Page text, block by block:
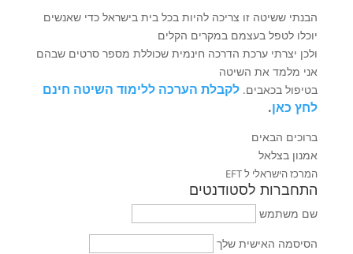
הבנתי ששיטה זו צריכה להיות בכל בית בישראל כדי שאנשים
יוכלו לטפל בעצמם במקרים הקלים
ולכן יצרתי ערכת הדרכה חינמית שכוללת מספר סרטים שבהם
אני מלמד את השיטה
בטיפול בכאבים. לקבלת הערכה ללימוד השיטה חינם
לחץ כאן.
ברוכים הבאים
אמנון בצלאל
המרכז הישראלי ל EFT
התחברות לסטודנטים
שם משתמש
הסיסמה האישית שלך